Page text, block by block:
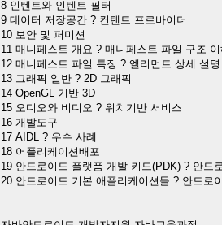
8 인텐트와 인텐트 필터
9 데이터 저장공간 ? 컨텐트 프로바이더
10 보안 및 퍼미션
11 매니페스트 개요 ? 매니페스트 파일 구조
12 매니페스트 파일 특징 ? 엘리먼트 상세 설명
13 그래픽 일반 ? 2D 그래픽
14 OpenGL 기반 3D
15 오디오와 비디오 ? 위치기반 서비스
16 개발도구
17 AIDL ? 우수 사례
18 어플리케이션배포
19 안드로이드 플랫폼 개발 키드(PDK) ? 안드
20 안드로이드 기본 애플리케이션들 ? 안드로